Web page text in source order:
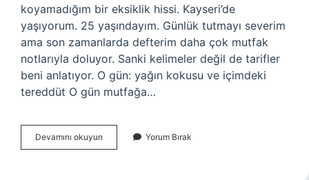
koyamadığım bir eksiklik hissi. Kayseri’de
yaşıyorum. 25 yaşındayım. Günlük tutmayı severim
ama son zamanlarda defterim daha çok mutfak
notlarıyla doluyor. Sanki kelimeler değil de tarifler
beni anlatıyor. O gün: yağın kokusu ve içimdeki
tereddüt O gün mutfağa…
Devamını okuyun Kazandibi
buzdolabına
Yorum Bırak